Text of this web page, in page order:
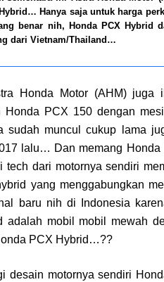
Hanya saja untuk harga
benar nih, Honda PCX Hybrid
dari Vietnam/Thailand…
Honda Motor (AHM) juga
Honda PCX 150 dengan
sudah muncul cukup lama
lalu… Dan memang
dari motornya sendiri
yang menggabungkan
baru nih di Indonesia
adalah mobil mobil mewah
PCX Hybrid…??
desain motornya sendiri